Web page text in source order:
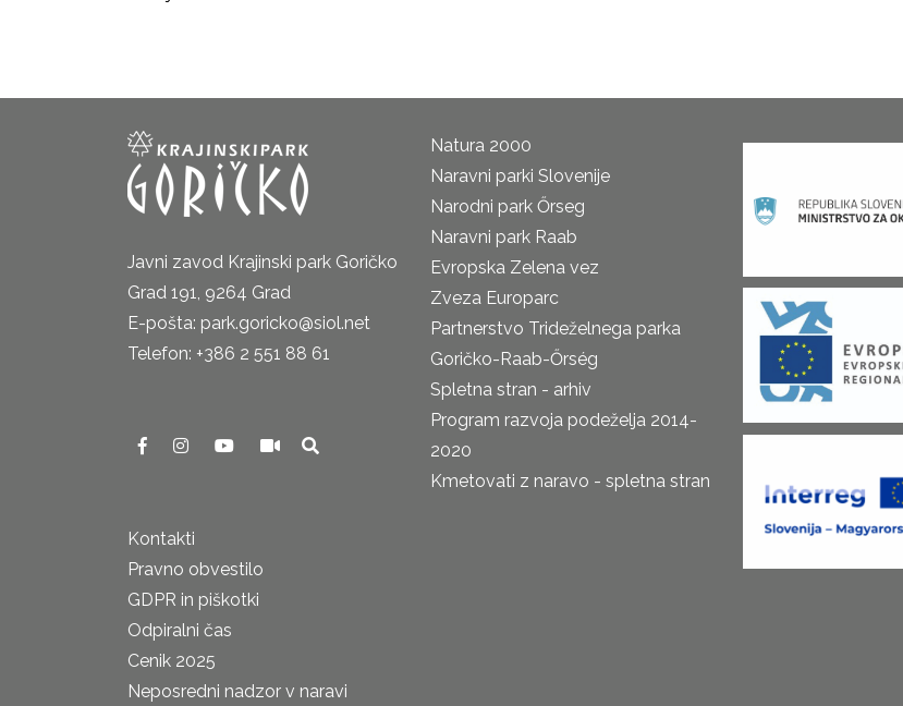
Javni zavod Krajinski park Goričko
Grad 191, 9264 Grad
E-pošta: park.goricko@siol.net
Telefon: +386 2 551 88 61
Kontakti
Pravno obvestilo
GDPR in piškotki
Odpiralni čas
Cenik 2025
Neposredni nadzor v naravi
Natura 2000
Naravni parki Slovenije
Narodni park Őrseg
Naravni park Raab
Evropska Zelena vez
Zveza Europarc
Partnerstvo Trideželnega parka
Goričko-Raab-Őrség
Spletna stran - arhiv
Program razvoja podeželja 2014-
2020
Kmetovati z naravo - spletna stran